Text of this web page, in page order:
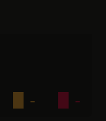
- -